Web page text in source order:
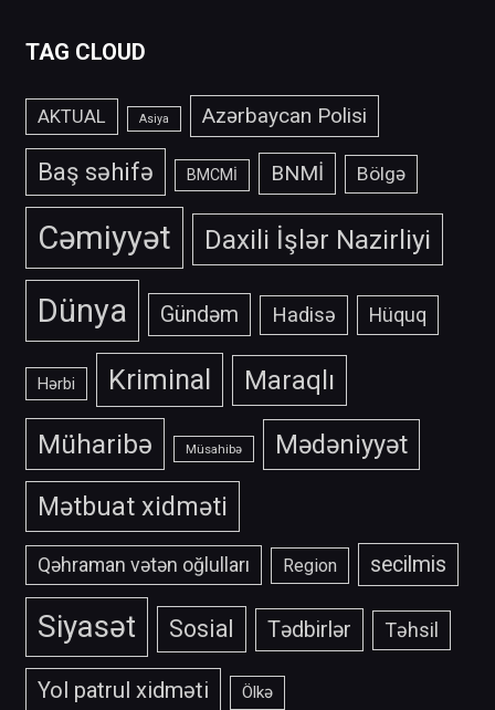
TAG CLOUD
AKTUAL Asiya Azərbaycan Polisi
Baş səhifə BMCMİ BNMİ Bölgə
Cəmiyyət Daxili İşlər Nazirliyi
Dünya Gündəm Hadisə Hüquq
Hərbi Kriminal Maraqlı
Müharibə Müsahibə
Mədəniyyət
Mətbuat xidməti
Qəhraman vətən oğlulları Region secilmis
Siyasət Sosial Tədbirlər Təhsil
Yol patrul xidməti Ölkə